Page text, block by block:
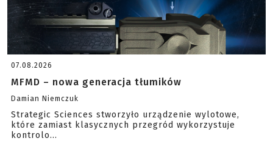
07.08.2026
MFMD – nowa generacja tłumików
Damian Niemczuk
Strategic Sciences stworzyło urządzenie wylotowe,
które zamiast klasycznych przegród wykorzystuje
kontrolo...